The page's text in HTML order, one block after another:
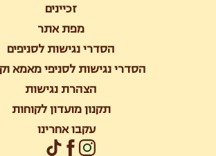
זכיינים
מפת אתר
הסדרי נגישות לסניפים
הסדרי נגישות לסניפי מאמא
הצהרת נגישות
תקנון מועדון לקוחות
עקבו אחרינו